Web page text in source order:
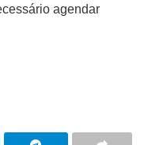
agendar